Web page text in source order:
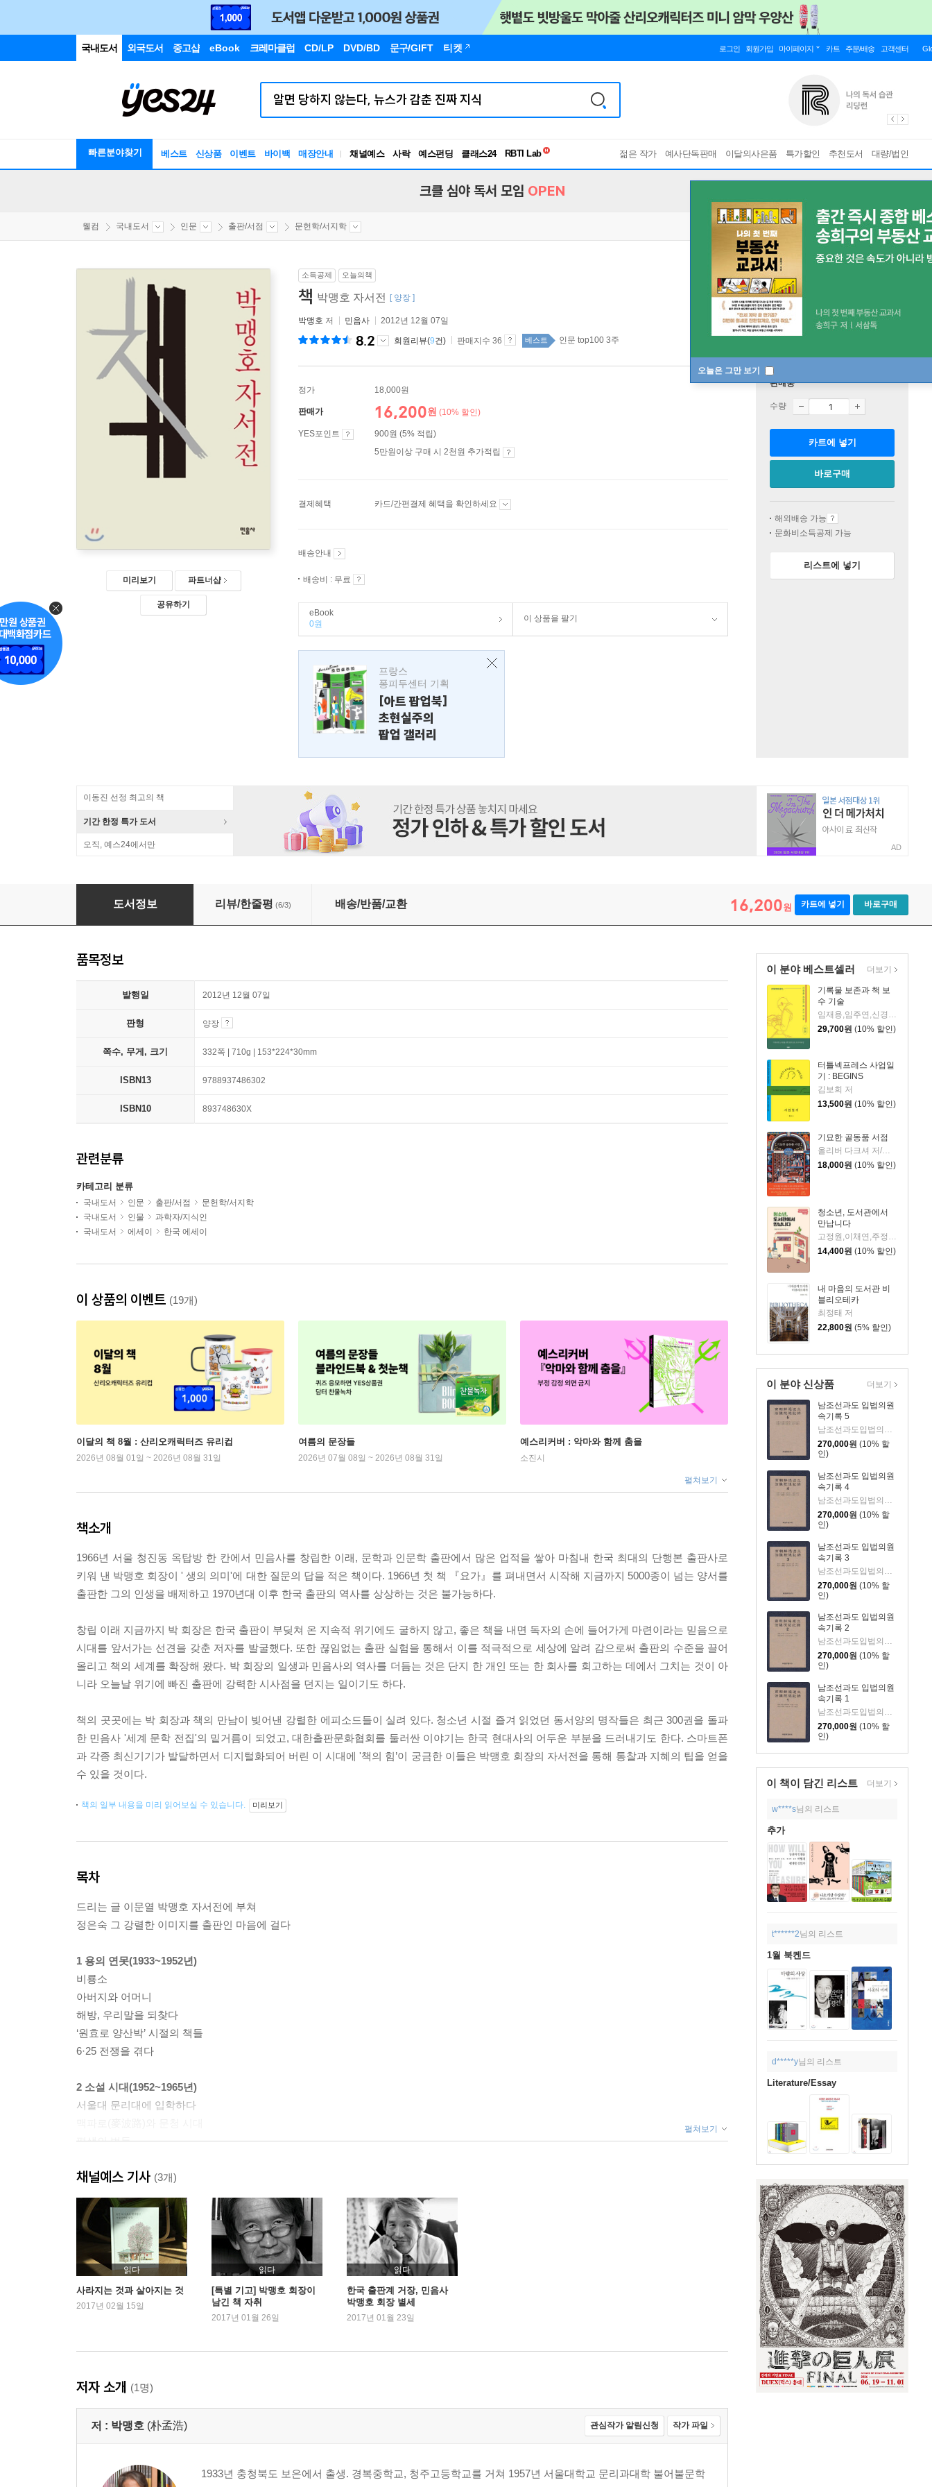
국내도서 외국도서 중고샵 eBook 크레마클럽 CD/LP DVD/BD 문구/GIFT 티켓 로그인 회원가입 마이페이지 카트 주문/배송 고객센터
빠른분야찾기 베스트 신상품 이벤트 바이백 매장안내 채널예스 사락 예스펀딩 클래스24
독서유형검사
젊은 작가 예사단독판매 이달의사은품 특가할인 추천도서 대량/법인
오늘은 그만 보기
크클 심야 독서 모임 OPEN
웰컴 국내도서 인문 출판/서점 문헌학/서지학
미리보기 파트너샵
공유하기
소득공제 오늘의책
책 박맹호 자서전 [ 양장 ]
박맹호 저 민음사 2012년 12월 07일
8.2 회원리뷰(9건) 판매지수 36 베스트 인문 top100 3주
정가 18,000원
판매가 16,200원 (10% 할인)
YES포인트
900원 (5% 적립)
5만원이상 구매 시 2천원 추가적립
결제혜택 카드/간편결제 혜택을 확인하세요
배송안내
배송비 : 무료
eBook
0원
이 상품을 팔기
프랑스
퐁피두센터 기획
[아트 팝업북]
초현실주의
팝업 갤러리
판매중
수량
카트에 넣기
바로구매
해외배송 가능
문화비소득공제 가능
리스트에 넣기
이동진 선정 최고의 책
기간 한정 특가 도서
오직, 예스24에서만 AD
도서정보 리뷰/한줄평 (6/3) 배송/반품/교환 16,200원 카트에 넣기 바로구매
이 분야 베스트셀러
기록물 보존과 책 보
수 기술
임재용,임주연,신경미 저
29,700원 (10% 할인)
터틀넥프레스 사업일
기 : BEGINS
김보희 저
13,500원 (10% 할인)
기묘한 골동품 서점
올리버 다크셔 저/박은영 역
18,000원 (10% 할인)
청소년, 도서관에서
만납니다
고정원,이채연,주정민,최지희 저
14,400원 (10% 할인)
내 마음의 도서관 비
블리오테카
최정태 저
22,800원 (5% 할인)
더보기
이 분야 신상품
남조선과도 입법의원
속기록 5
남조선과도입법의원 저
270,000원 (10% 할
인)
남조선과도 입법의원
속기록 4
남조선과도입법의원 저
270,000원 (10% 할
인)
남조선과도 입법의원
속기록 3
남조선과도입법의원 저
270,000원 (10% 할
인)
남조선과도 입법의원
속기록 2
남조선과도입법의원 저
270,000원 (10% 할
인)
남조선과도 입법의원
속기록 1
남조선과도입법의원 저
270,000원 (10% 할
인)
더보기
이 책이 담긴 리스트 더보기
w****s님의 리스트
추가
t******2님의 리스트
1월 북켄드
d*****y님의 리스트
Literature/Essay
품목정보
발행일 2012년 12월 07일
판형 양장
쪽수, 무게, 크기 332쪽 | 710g | 153*224*30mm
ISBN13 9788937486302
ISBN10 893748630X
관련분류
카테고리 분류
국내도서 인문 출판/서점
문헌학/서지학
국내도서
인물
과학자/지식인
국내도서
에세이 한국 에세이
이 상품의 이벤트 (19개)
이달의 책 8월 : 산리오캐릭터즈 유리컵
2026년 08월 01일 ~ 2026년 08월 31일
여름의 문장들
2026년 07월 08일 ~ 2026년 08월 31일
예스리커버 : 악마와 함께 춤을
소진시
펼쳐보기
책소개
1966년 서울 청진동 옥탑방 한 칸에서 민음사를 창립한 이래, 문학과 인문학 출판에서 많은 업적을 쌓아 마침내 한국 최대의 단행본 출판사로
키워 낸 박맹호 회장이 ' 생의 의미'에 대한 질문의 답을 적은 책이다. 1966년 첫 책 『요가』를 펴내면서 시작해 지금까지 5000종이 넘는 양서를
출판한 그의 인생을 배제하고 1970년대 이후 한국 출판의 역사를 상상하는 것은 불가능하다.
창립 이래 지금까지 박 회장은 한국 출판이 부딪쳐 온 지속적 위기에도 굴하지 않고, 좋은 책을 내면 독자의 손에 들어가게 마련이라는 믿음으로
시대를 앞서가는 선견을 갖춘 저자를 발굴했다. 또한 끊임없는 출판 실험을 통해서 이를 적극적으로 세상에 알려 감으로써 출판의 수준을 끌어
올리고 책의 세계를 확장해 왔다. 박 회장의 일생과 민음사의 역사를 더듬는 것은 단지 한 개인 또는 한 회사를 회고하는 데에서 그치는 것이 아
니라 오늘날 위기에 빠진 출판에 강력한 시사점을 던지는 일이기도 하다.
책의 곳곳에는 박 회장과 책의 만남이 빚어낸 강렬한 에피소드들이 실려 있다. 청소년 시절 즐겨 읽었던 동서양의 명작들은 최근 300권을 돌파
한 민음사 '세계 문학 전집'의 밑거름이 되었고, 대한출판문화협회를 둘러싼 이야기는 한국 현대사의 어두운 부분을 드러내기도 한다. 스마트폰
과 각종 최신기기가 발달하면서 디지털화되어 버린 이 시대에 '책의 힘’이 궁금한 이들은 박맹호 회장의 자서전을 통해 통찰과 지혜의 팁을 얻을
수 있을 것이다.
책의 일부 내용을 미리 읽어보실 수 있습니다. 미리보기
목차
드리는 글 이문열 박맹호 자서전에 부쳐
정은숙 그 강렬한 이미지를 출판인 마음에 걸다
1 용의 연못(1933~1952년)
비룡소
아버지와 어머니
해방, 우리말을 되찾다
‘원효로 양산박’ 시절의 책들
6·25 전쟁을 겪다
2 소설 시대(1952~1965년)
서울대 문리대에 입학하다
평생의 벗들
평생의 지지자를 얻다
3 출판을 시작하다(1966~1973년)
출판 수업
민음사를 창업하다
고은을 만나다
4 단행본 출판을 개척하다(1974~1980년)
계간 《세계의 문학》 창간과 ‘오늘의 작가상’
책 디자인과 가로쓰기
정병규를 북 디자이너의 길로 이끌다
조선작과 조세형, 세월의 명암
펼쳐보기
채널예스 기사 (3개)
읽다
사라지는 것과 살아지는 것
2017년 02월 15일
읽다
[특별 기고] 박맹호 회장이
남긴 책 자취
2017년 01월 26일
읽다
한국 출판계 거장, 민음사
박맹호 회장 별세
2017년 01월 23일
저자 소개 (1명)
저 : 박맹호 (朴孟浩) 관심작가 알림신청 작가 파일
1933년 충청북도 보은에서 출생. 경복중학교, 청주고등학교를 거쳐 1957년 서울대학교 문리과대학 불어불문학